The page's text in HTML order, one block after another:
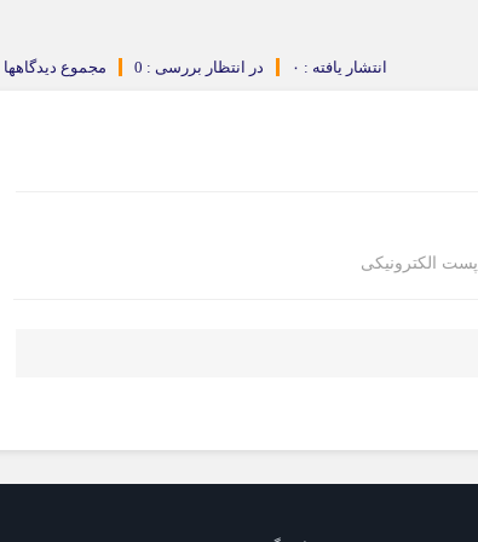
مجموع دیدگاهها در انتظار بررسی : 0 انتشار یافته : ۰
پست الکترونیکی